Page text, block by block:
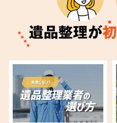
遺品整理が初